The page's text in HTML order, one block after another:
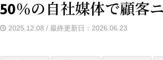
50％の自社媒体で顧客
2025.12.08 / 最終更新日：2026.06.23